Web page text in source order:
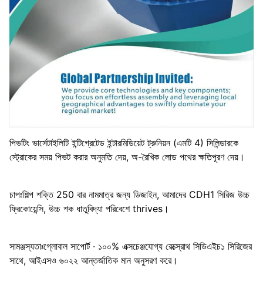
পিভটিং ভার্সেটাইলিটি ইন্টিগ্রেটেড ইন্টারমিডিয়েট ট্রুনিয়ন (এমটি 4) সিলিন্ডারকে
স্ট্রোকের সময় পিভট করার অনুমতি দেয়, অ-রৈখিক লোড পথের ক্ষতিপূরণ দেয়।
চাপঃশিল্প শক্তি 250 বার নামমাত্র জন্য ডিজাইন, আমাদের CDH1 সিরিজ উচ্চ
ফ্রিকোয়েন্সি, উচ্চ শক ধাতুবিদ্যা পরিবেশে thrives।
সামঞ্জস্যতাঃগ্লোবাল সাপোর্ট ∙ ১০০% এক্সচেঞ্জযোগ্য রেক্স্রোথ সিডিএইচ১ সিরিজের
সাথে, আইএসও ৬০২২ আন্তর্জাতিক মান অনুসরণ করে।